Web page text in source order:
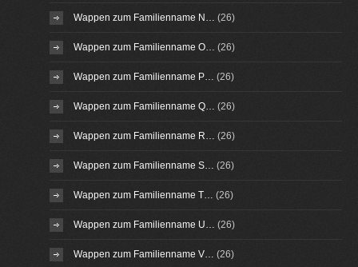
Wappen zum Familienname N… (26)
Wappen zum Familienname O… (26)
Wappen zum Familienname P… (26)
Wappen zum Familienname Q… (26)
Wappen zum Familienname R… (26)
Wappen zum Familienname S… (26)
Wappen zum Familienname T… (26)
Wappen zum Familienname U… (26)
Wappen zum Familienname V… (26)